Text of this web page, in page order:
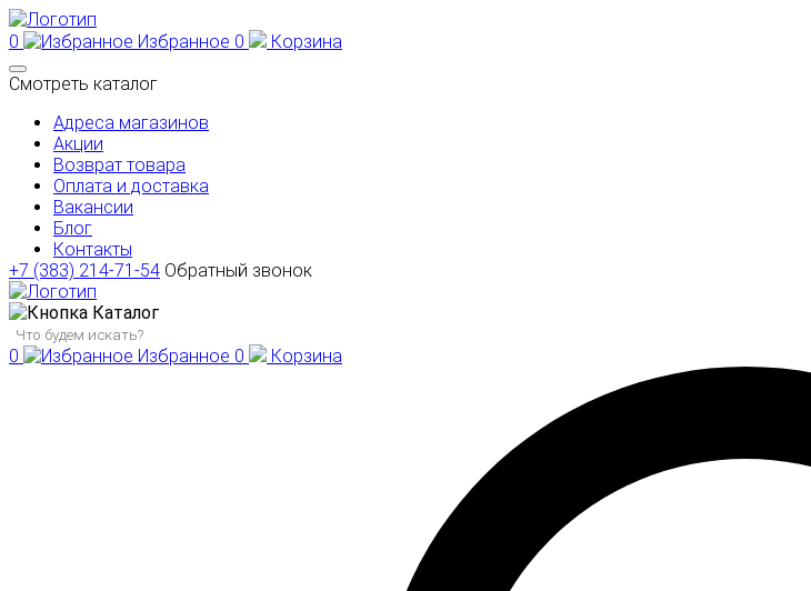
0 Избранное 0
Корзина
Смотреть каталог
Адреса магазинов
Акции
Возврат товара
Оплата и доставка
Вакансии
Блог
Контакты
+7 (383) 214-71-54 Обратный звонок
Каталог
0 Избранное 0 Корзина